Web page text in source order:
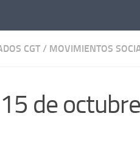
CGT / MOVIMIENTOS
de octubre